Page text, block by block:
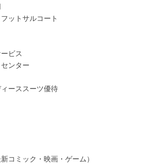
ットサルコート
ビス
ンター
ーススーツ優待
コミック・映画・ゲーム）